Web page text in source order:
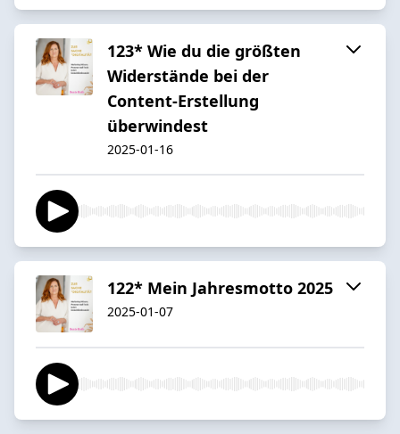
123* Wie du die größten
Widerstände bei der
Content-Erstellung
überwindest
2025-01-16
122* Mein Jahresmotto 2025
2025-01-07